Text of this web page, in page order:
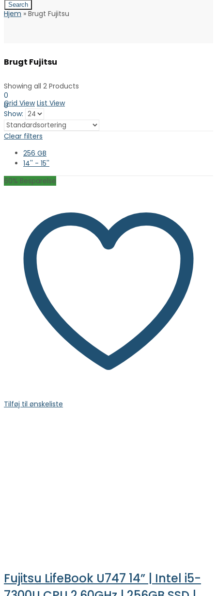
0
0
Kurv 0.00kr. inkl. moms
Search
Hjem » Brugt Fujitsu
Brugt Fujitsu
Showing all 2 Products
Grid View List View
Show:
Clear filters
256 GB
14'' - 15''
60% Besparelse
Tilføj til ønskeliste
Fujitsu LifeBook U747 14” | Intel i5-